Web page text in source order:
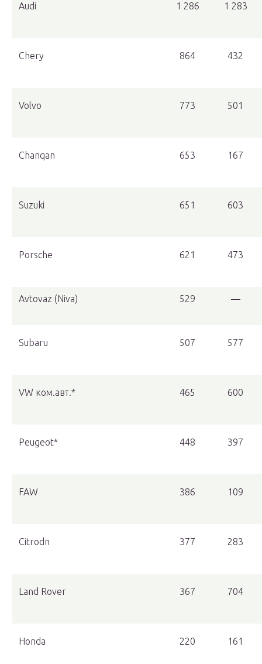
Audi 1 286 1 283
Chery 864 432
Volvo 773 501
Chanqan 653 167
Suzuki 651 603
Porsche 621 473
Avtovaz (Niva) 529 —
Subaru 507 577
VW ком.авт.* 465 600
Peugeot* 448 397
FAW 386 109
Citrodn 377 283
Land Rover 367 704
Honda 220 161